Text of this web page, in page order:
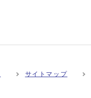
サイトマップ